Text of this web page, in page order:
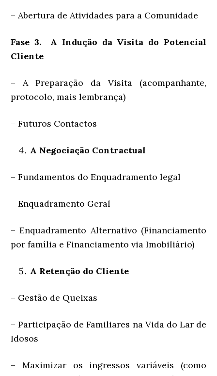
– Abertura de Atividades para a Comunidade
Fase 3. A Indução da Visita do Potencial
Cliente
– A Preparação da Visita (acompanhante,
protocolo, mais lembrança)
– Futuros Contactos
A Negociação Contractual
– Fundamentos do Enquadramento legal
– Enquadramento Geral
– Enquadramento Alternativo (Financiamento
por família e Financiamento via Imobiliário)
A Retenção do Cliente
– Gestão de Queixas
– Participação de Familiares na Vida do Lar de
Idosos
– Maximizar os ingressos variáveis (como